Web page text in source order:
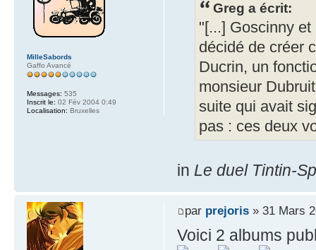
Greg a écrit:
"[...] Goscinny
décidé de créer
Ducrin, un
monsieur
suite qui avait
pas : ces deux
in Le duel Tintin-
MilleSabords
Gaffo Avancé
Messages: 535
Inscrit le: 02 Fév 2004 0:49
Localisation: Bruxelles
par prejoris» 31 Mars
Voici 2 albums